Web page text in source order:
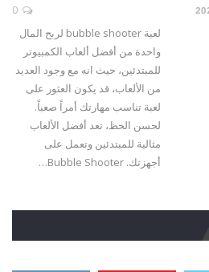
لعبة bubble shooter لربح المال
واحدة من أفضل ألعاب الكمبيوتر
للمبتدئين، حيث انه مع وجود العديد
من الألعاب، قد يكون العثور على
لعبة تناسب مهارتك أمراً صعباً.
لحسن الحظ، تعد أفضل الألعاب
مثالية للمبتدئين وتعمل على
أجهزتك. Bubble Shooter…